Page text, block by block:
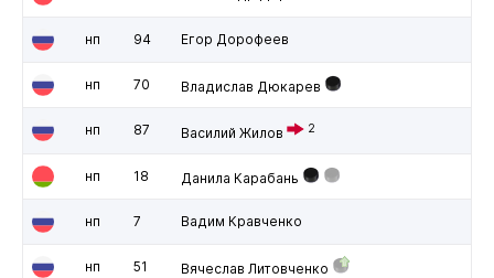
нп 94 Егор Дорофеев
нп 70 Владислав Дюкарев
нп 87 Василий Жилов 2
нп 18 Данила Карабань
нп 7 Вадим Кравченко
нп 51 Вячеслав Литовченко